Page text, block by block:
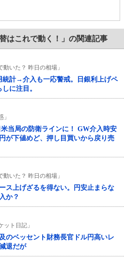
はこれで動く！」の関連記事
いた？ 昨日の相場」
統計→介入も一応警戒。日銀利上げペ
に注目。
当局の防衛ラインに！ GW介入時安
が下値めど、押し目買いから戻り売
いた？ 昨日の相場」
ス上げざるを得ない。円安止まらな
か？
ト日記」
のベッセント財務長官ドル円高いレ
退だが